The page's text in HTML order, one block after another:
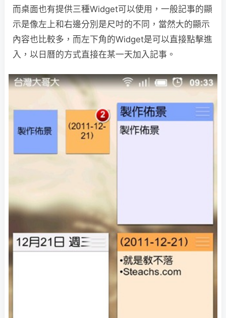
而桌面也有提供三種Widget可以使用，一般記事的顯
示是像左上和右邊分別是尺吋的不同，當然大的顯示
內容也比較多，而左下角的Widget是可以直接點擊進
入，以日曆的方式直接在某一天加入記事。